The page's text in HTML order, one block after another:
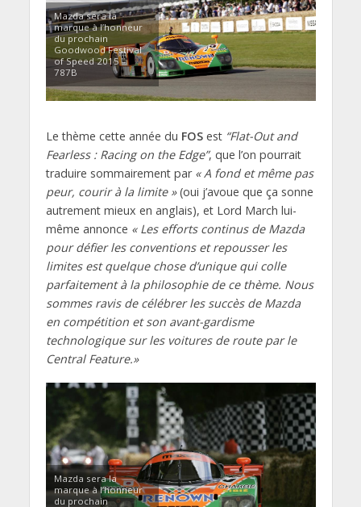
Mazda sera la
marque à l’honneur
du prochain
Goodwood Festival
of Speed 2015 –
787B
Le thème cette année du FOSest “Flat-Out and
Fearless : Racing on the Edge”, que l’on pourrait
traduire sommairement par « A fond et même pas
peur, courir à la limite »(oui j’avoue que ça sonne
autrement mieux en anglais), et Lord March lui-
même annonce « Les efforts continus de Mazda
pour défier les conventions et repousser les
limites est quelque chose d’unique qui colle
parfaitement à la philosophie de ce thème. Nous
sommes ravis de célébrer les succès de Mazda
en compétition et son avant-gardisme
technologique sur les voitures de route par le
Central Feature.»
Mazda sera la
marque à l’honneur
du prochain